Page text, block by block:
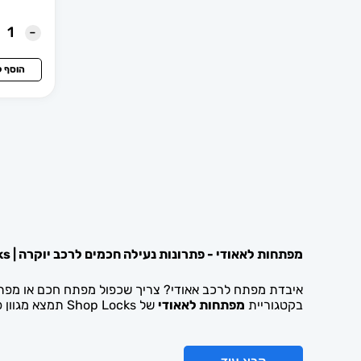
כספות ביתיות
כספות ביתיות ייל YALE
-
הוסף
מפתחות לאאודי - פתרונות נעילה חכמים לרכב יוקרה | Shop Locks
איבדת מפתח לרכב אאודי? צריך שכפול מפתח חכם או
בקטגוריית מפתחות לאאודי של Shop Locks תמצא מגוון פתרונות מקצועיים לשחזור, שכפול והחלפת מפתחות לרכבי Audi מכל הדגמים והסדרות.